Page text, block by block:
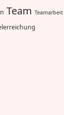
Team Teamarbeit